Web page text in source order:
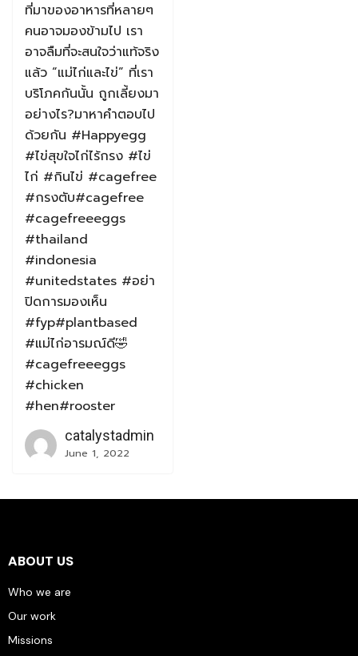
ที่มาของอาหารที่หลายๆ
คนอาจมองข้ามไป เรา
อาจลืมที่จะสนใจว่าแท้จริง
แล้ว “แม่ไก่และไข่” ที่เรา
บริโภคกันนั้น ถูกเลี้ยงมา
อย่างไร?มาหาคำตอบไป
ด้วยกัน #Happyegg
#ไข่สุขใจไก่ไร้กรง #ไข่
ไก่ #กินไข่ #cagefree
#กรงตับ#cagefree
#cagefreeeggs
#thailand
#indonesia
#unitedstates #อย่า
ปิดการมองเห็น
#fyp#plantbased
#แม่ไก่อารมณ์ดี🤣
#cagefreeeggs
#chicken
#hen#rooster
catalystadmin
June 1, 2022
ABOUT US
Who we are
Our work
Missions